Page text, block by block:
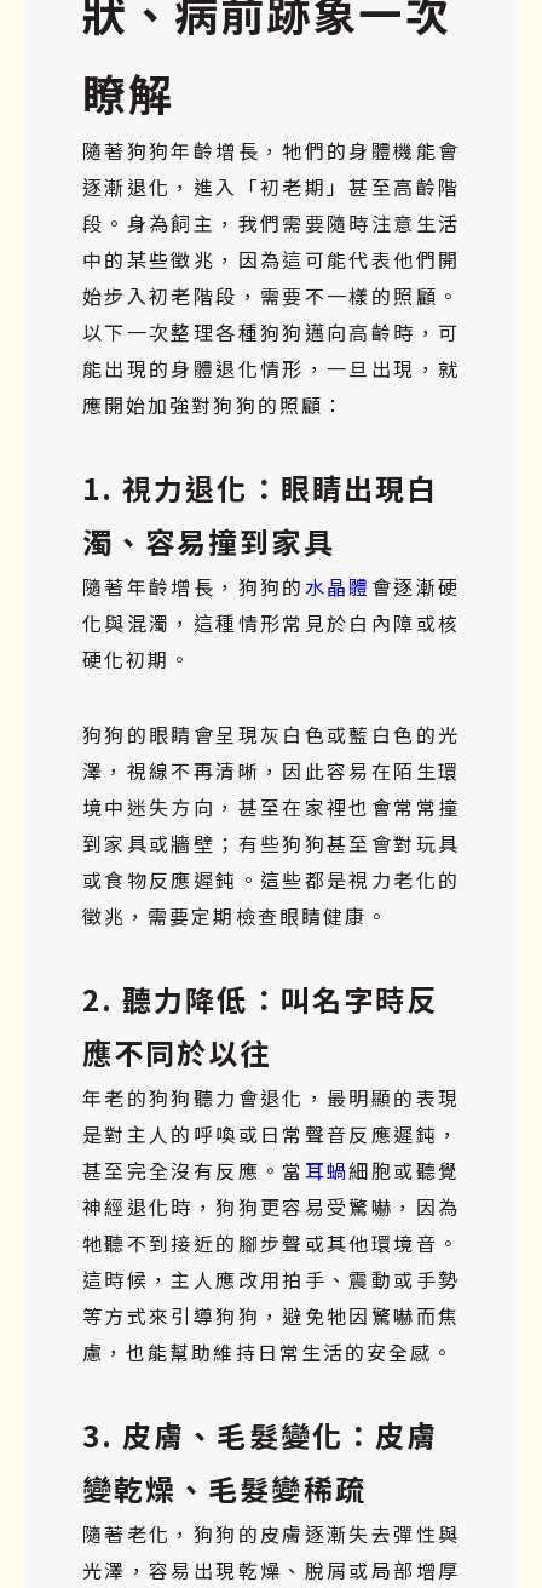
瞭解
隨著狗狗年齡增長，牠們的身體機能會
逐漸退化，進入「初老期」甚至高齡階
段。身為飼主，我們需要隨時注意生活
中的某些徵兆，因為這可能代表他們開
始步入初老階段，需要不一樣的照顧。
以下一次整理各種狗狗邁向高齡時，可
能出現的身體退化情形，一旦出現，就
應開始加強對狗狗的照顧：
1. 視力退化：眼睛出現白
濁、容易撞到家具
隨著年齡增長，狗狗的水晶體 會逐漸硬
化與混濁，這種情形常見於白內障或核
硬化初期。
狗狗的眼睛會呈現灰白色或藍白色的光
澤，視線不再清晰，因此容易在陌生環
境中迷失方向，甚至在家裡也會常常撞
到家具或牆壁；有些狗狗甚至會對玩具
或食物反應遲鈍。這些都是視力老化的
徵兆，需要定期檢查眼睛健康。
2. 聽力降低：叫名字時反
應不同於以往
年老的狗狗聽力會退化，最明顯的表現
是對主人的呼喚或日常聲音反應遲鈍，
甚至完全沒有反應。當耳蝸細胞或聽覺
神經退化時，狗狗更容易受驚嚇，因為
牠聽不到接近的腳步聲或其他環境音。
這時候，主人應改用拍手、震動或手勢
等方式來引導狗狗，避免牠因驚嚇而焦
慮，也能幫助維持日常生活的安全感。
3. 皮膚、毛髮變化：皮膚
變乾燥、毛髮變稀疏
隨著老化，狗狗的皮膚逐漸失去彈性與
光澤，容易出現乾燥、脫屑或局部增厚